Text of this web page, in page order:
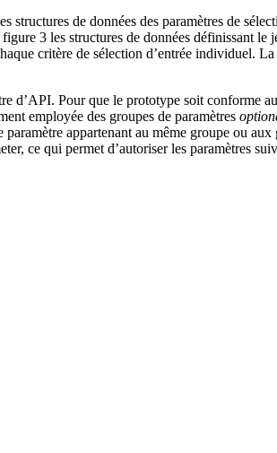
de données des paramètres de
3 les structures de données définissant le
critère de sélection d’entrée individuel.
d’API. Pour que le prototype soit conforme
employée des groupes de paramètres
appartenant au même groupe ou
ce qui permet d’autoriser les paramètres